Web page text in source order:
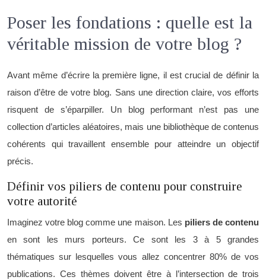
Poser les fondations : quelle est la
véritable mission de votre blog ?
Avant même d’écrire la première ligne, il est crucial de définir la
raison d’être de votre blog. Sans une direction claire, vos efforts
risquent de s’éparpiller. Un blog performant n’est pas une
collection d’articles aléatoires, mais une bibliothèque de contenus
cohérents qui travaillent ensemble pour atteindre un objectif
précis.
Définir vos piliers de contenu pour construire
votre autorité
Imaginez votre blog comme une maison. Les piliers de contenu
en sont les murs porteurs. Ce sont les 3 à 5 grandes
thématiques sur lesquelles vous allez concentrer 80% de vos
publications. Ces thèmes doivent être à l’intersection de trois